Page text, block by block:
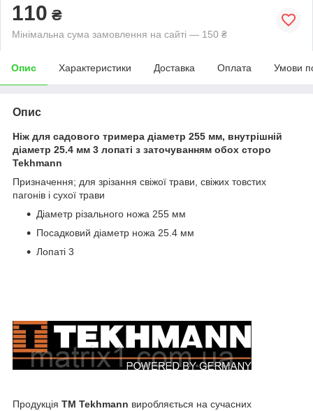
110 ₴
Мінімальна сума замовлення на сайті — 150 ₴
Опис Характеристики Доставка Оплата Умови
Опис
Ніж для садового тримера діаметр 255 мм, внутрішній
діаметр 25.4 мм 3 лопаті з заточуванням обох сторо
Tekhmann
Призначення; для зрізання свіжої трави, свіжих товстих
пагонів і сухої трави
Діаметр різального ножа 255 мм
Посадковий діаметр ножа 25.4 мм
Лопаті 3
Продукція ТМ Tekhmann виробляється на сучасних